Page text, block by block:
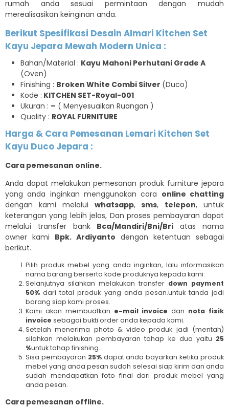
rumah anda sesuai permintaan dengan mudah
merealisasikan keinginan anda.
Berikut Spesifikasi Desain Almari Kitchen Set
Kayu Jepara Mewah Modern Unica :
Bahan/Material : Kayu Mahoni Perhutani Grade A
(Oven)
Finishing : Broken White Combi Silver (Duco)
Kode : KITCHEN SET-Royal-001
Ukuran : – ( Menyesuaikan Ruangan )
Quality : ROYAL FURNITURE
Harga & Cara Pemesanan Lemari Kitchen Set
Kayu Duco Jepara :
Cara pemesanan online.
Anda dapat melakukan pemesanan produk furniture jepara
yang anda inginkan menggunakan cara online chatting
dengan kami melalui whatsapp,sms, telepon, untuk
keterangan yang lebih jelas, Dan proses pembayaran dapat
melalui transfer bank Bca/Mandiri/Bni/Bri atas nama
owner kami Bpk. Ardiyanto dengan ketentuan sebagai
berikut.
Pilih produk mebel yang anda inginkan, lalu informasikan
nama barang berserta kode produknya kepada kami.
Selanjutnya silahkan melakukan transfer down payment
50%dari total produk yang anda pesan.untuk tanda jadi
barang siap kami proses.
Kami akan membuatkan e-mail invoicedan nota fisik
invoice sebagai bukti order anda kepada kami.
Setelah menerima photo & video produk jadi (mentah)
silahkan melakukan pembayaran tahap ke dua yaitu 25
%untuk tahap finishing.
Sisa pembayaran 25% dapat anda bayarkan ketika produk
mebel yang anda pesan sudah selesai siap kirim dan anda
sudah mendapatkan foto final dari produk mebel yang
anda pesan.
Cara pemesanan offline.